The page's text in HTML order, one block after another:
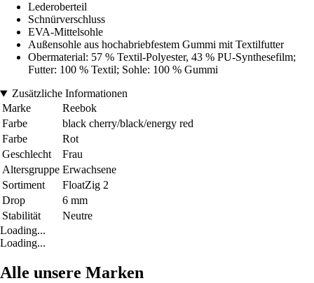
Lederoberteil
Schnürverschluss
EVA-Mittelsohle
Außensohle aus hochabriebfestem Gummi mit Textilfutter
Obermaterial: 57 % Textil-Polyester, 43 % PU-Synthesefilm;
Futter: 100 % Textil; Sohle: 100 % Gummi
Zusätzliche Informationen
Marke
Reebok
Farbe
black cherry/black/energy red
Farbe
Rot
Geschlecht
Frau
Altersgruppe Erwachsene
Sortiment
FloatZig 2
Drop
6 mm
Stabilität
Neutre
Loading...
Loading...
Alle unsere Marken